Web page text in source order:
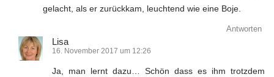
gelacht, als er zurückkam, leuchtend wie eine Boje.
Antworten
Lisa
16. November 2017 um 12:26
Ja, man lernt dazu… Schön dass es ihm trotzdem